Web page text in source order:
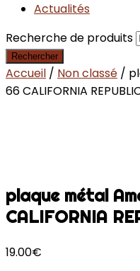
Actualités
Recherche de produits
Rechercher
Accueil / Non classé /
66 CALIFORNIA
plaque métal
CALIFORNIA
19.00€